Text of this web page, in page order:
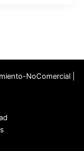
NoComercial |